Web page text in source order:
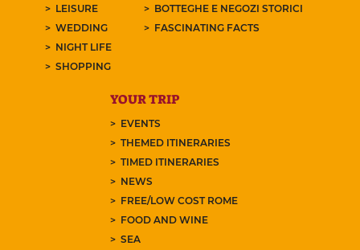
LEISURE
WEDDING
NIGHT LIFE
SHOPPING
BOTTEGHE E NEGOZI STORICI
FASCINATING FACTS
YOUR TRIP
EVENTS
THEMED ITINERARIES
TIMED ITINERARIES
NEWS
FREE/LOW COST ROME
FOOD AND WINE
SEA